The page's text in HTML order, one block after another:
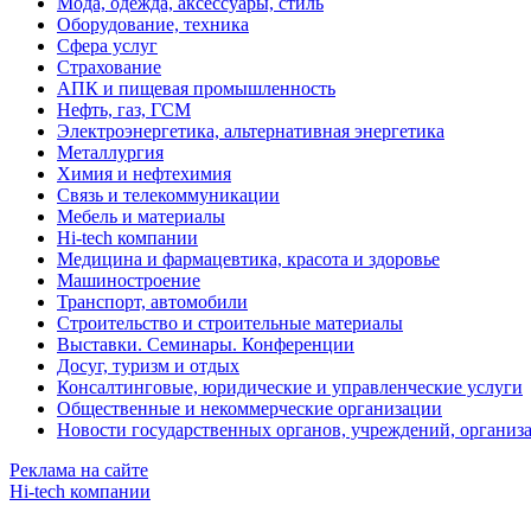
Оборудование, техника
Сфера услуг
Страхование
АПК и пищевая промышленность
Нефть, газ, ГСМ
Электроэнергетика, альтернативная энергетика
Металлургия
Химия и нефтехимия
Связь и телекоммуникации
Мебель и материалы
Hi-tech компании
Медицина и фармацевтика, красота и здоровье
Машиностроение
Транспорт, автомобили
Строительство и строительные материалы
Выставки. Семинары. Конференции
Досуг, туризм и отдых
Консалтинговые, юридические и управленческие услуги
Общественные и некоммерческие организации
Новости государственных органов, учреждений,
Реклама на сайте
Hi-tech компании